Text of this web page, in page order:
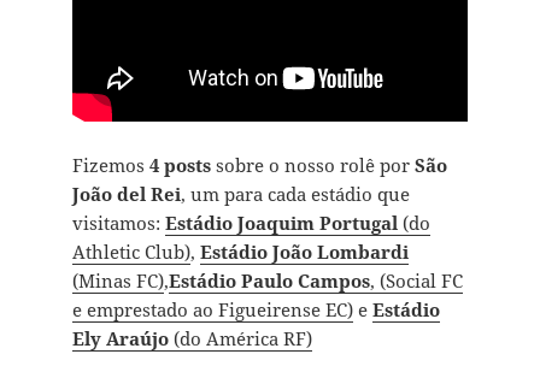
Fizemos 4 postssobre o nosso rolê por São
João del Rei, um para cada estádio que
visitamos: Estádio Joaquim Portugal(do
Athletic Club), Estádio João Lombardi
(Minas FC),Estádio Paulo Campos, (Social FC
e emprestado ao Figueirense EC)e Estádio
Ely Araújo(do América RF)